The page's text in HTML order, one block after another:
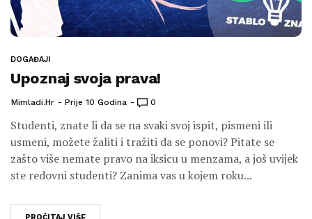
DOGAĐAJI
Upoznaj svoja prava!
Mimladi.hr Prije 10 Godina 0
Studenti, znate li da se na svaki svoj ispit, pismeni ili
usmeni, možete žaliti i tražiti da se ponovi? Pitate se
zašto više nemate pravo na iksicu u menzama, a još uvijek
ste redovni studenti? Zanima vas u kojem roku...
PROČITAJ VIŠE